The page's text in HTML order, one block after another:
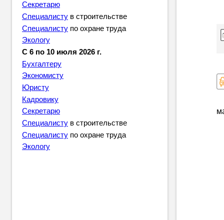
Секретарю
Специалисту в строительстве
Специалисту по охране труда
Экологу
С 6 по 10 июля 2026 г.
Бухгалтеру
Экономисту
Юристу
Кадровику
Секретарю
Специалисту в строительстве
Специалисту по охране труда
Экологу